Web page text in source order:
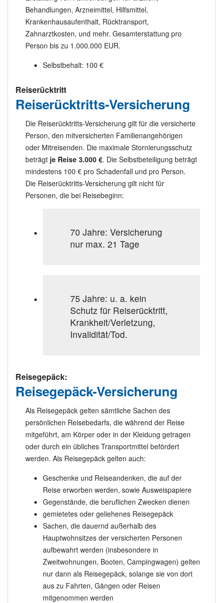
Behandlungen, Arzneimittel, Hilfsmittel,
Krankenhausaufenthalt, Rücktransport,
Zahnarztkosten, und mehr. Gesamterstattung pro
Person bis zu 1.000.000 EUR.
Selbstbehalt: 100 €
Reiserücktritt
Reiserücktritts-Versicherung
Die Reiserücktritts-Versicherung gilt für die versicherte
Person, den mitversicherten Familienangehörigen
oder Mitreisenden. Die maximale Stornierungsschutz
beträgt je Reise 3.000 €. Die Selbstbeteiligung beträgt
mindestens 100 € pro Schadenfall und pro Person.
Die Reiserücktritts-Versicherung gilt nicht für
Personen, die bei Reisebeginn:
70 Jahre: Versicherung
nur max. 21 Tage
75 Jahre: u. a. kein
Schutz für Reiserücktritt,
Krankheit/Verletzung,
Invalidität/Tod.
Reisegepäck:
Reisegepäck-Versicherung
Als Reisegepäck gelten sämtliche Sachen des
persönlichen Reisebedarfs, die während der Reise
mitgeführt, am Körper oder in der Kleidung getragen
oder durch ein übliches Transportmittel befördert
werden. Als Reisegepäck gelten auch:
Geschenke und Reiseandenken, die auf der
Reise erworben werden, sowie Ausweispapiere
Gegenstände, die beruflichen Zwecken dienen
gemietetes oder geliehenes Reisegepäck
Sachen, die dauernd außerhalb des
Hauptwohnsitzes der versicherten Personen
aufbewahrt werden (insbesondere in
Zweitwohnungen, Booten, Campingwagen) gelten
nur dann als Reisegepäck, solange sie von dort
aus zu Fahrten, Gängen oder Reisen
mitgenommen werden